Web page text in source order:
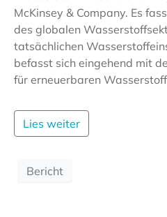
McKinsey & Company. Es
des globalen
tatsächlichen
befasst sich eingehend mit
für erneuerbaren
Lies weiter
Bericht